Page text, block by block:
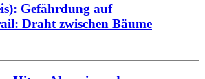
Gefährdung auf
Draht zwischen Bäume